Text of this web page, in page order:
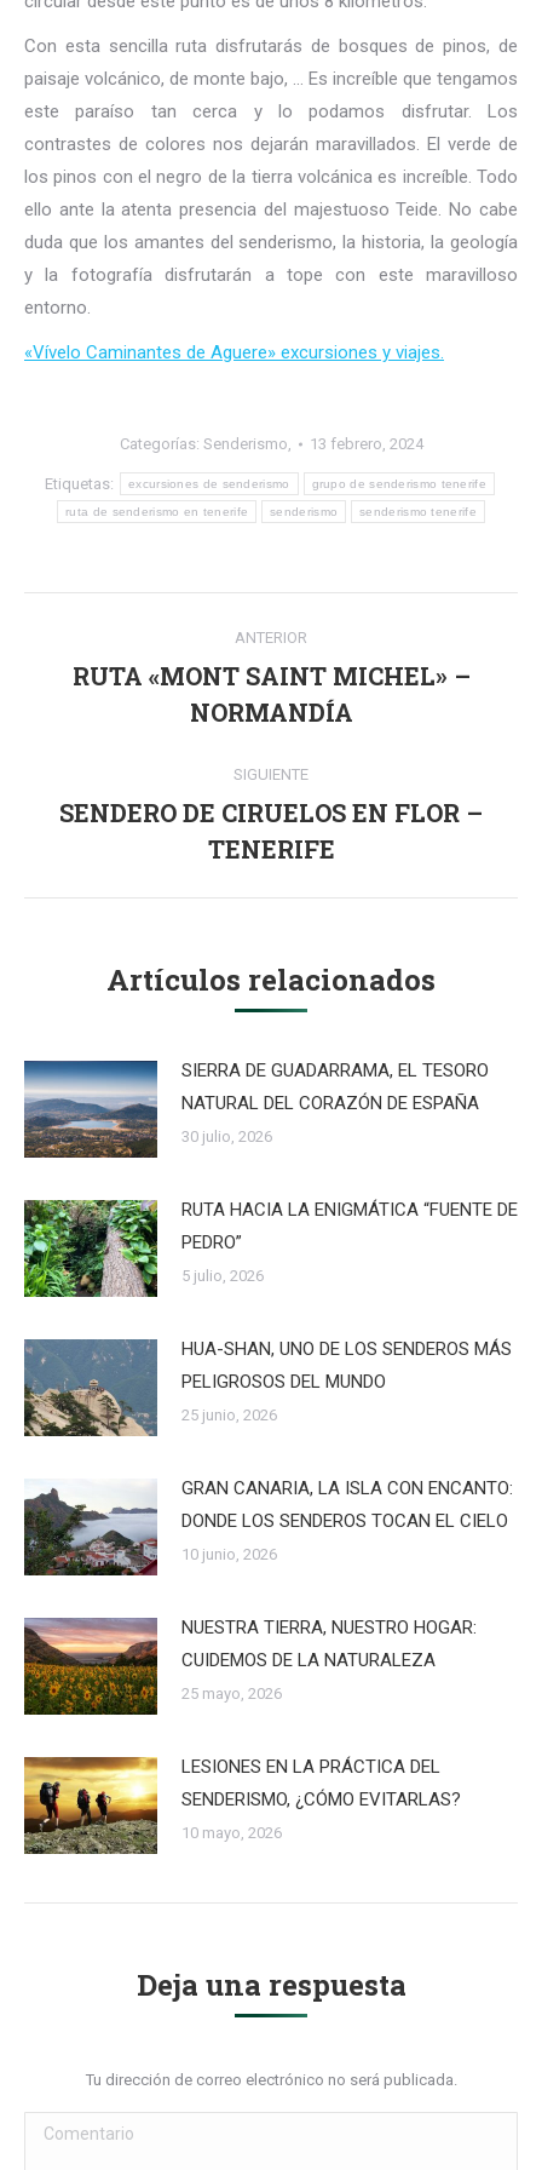
Con esta sencilla ruta disfrutarás de bosques de pinos, de
paisaje volcánico, de monte bajo, … Es increíble que tengamos
este paraíso tan cerca y lo podamos disfrutar. Los
contrastes de colores nos dejarán maravillados. El verde de
los pinos con el negro de la tierra volcánica es increíble. Todo
ello ante la atenta presencia del majestuoso Teide. No cabe
duda que los amantes del senderismo, la historia, la geología
y la fotografía disfrutarán a tope con este maravilloso
entorno.
«Vívelo Caminantes de Aguere» excursiones y viajes.
Categorías: Senderismo, 13 febrero, 2024
Etiquetas: excursiones de senderismo grupo de senderismo tenerife
ruta de senderismo en tenerife senderismo senderismo tenerife
Navegación
entre
publicaciones
ANTERIOR
Publicación
anterior:
RUTA «MONT SAINT MICHEL» –
NORMANDÍA
SIGUIENTE
Publicación
siguiente:
SENDERO DE CIRUELOS EN FLOR –
TENERIFE
Artículos relacionados
SIERRA DE GUADARRAMA, EL TESORO
NATURAL DEL CORAZÓN DE ESPAÑA
30 julio, 2026
RUTA HACIA LA ENIGMÁTICA “FUENTE DE
PEDRO”
5 julio, 2026
HUA-SHAN, UNO DE LOS SENDEROS MÁS
PELIGROSOS DEL MUNDO
25 junio, 2026
GRAN CANARIA, LA ISLA CON ENCANTO:
DONDE LOS SENDEROS TOCAN EL CIELO
10 junio, 2026
NUESTRA TIERRA, NUESTRO HOGAR:
CUIDEMOS DE LA NATURALEZA
25 mayo, 2026
LESIONES EN LA PRÁCTICA DEL
SENDERISMO, ¿CÓMO EVITARLAS?
10 mayo, 2026
Deja una respuesta
Tu dirección de correo electrónico no será publicada.
Comentario